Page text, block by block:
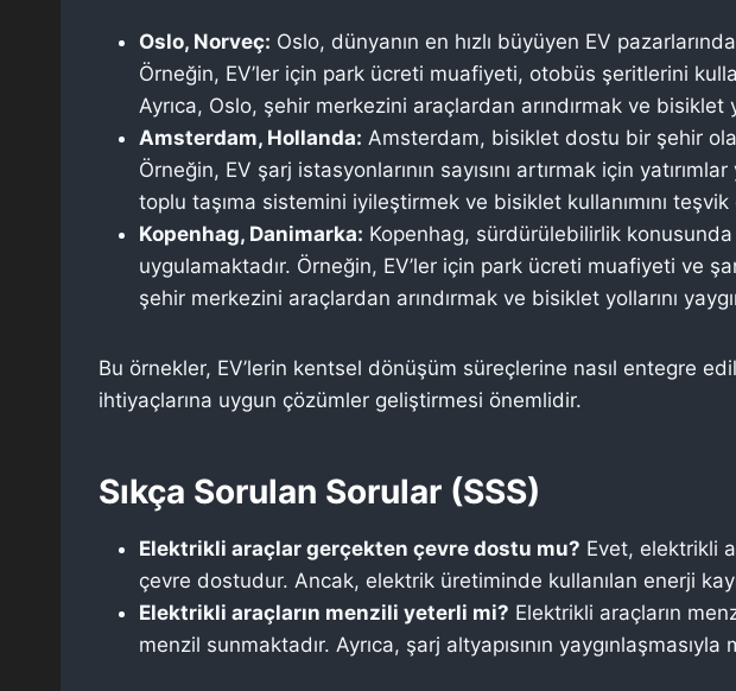
Oslo, Norveç: Oslo, dünyanın en hızlı büyüyen EV
Örneğin, EV’ler için park ücreti muafiyeti, otobüs şeritlerini
Ayrıca, Oslo, şehir merkezini araçlardan arındırmak ve bisiklet
Amsterdam, Hollanda: Amsterdam, bisiklet dostu bir şehir
Örneğin, EV şarj istasyonlarının sayısını artırmak için
toplu taşıma sistemini iyileştirmek ve bisiklet kullanımını
Kopenhag, Danimarka: Kopenhag, sürdürülebilirlik
uygulamaktadır. Örneğin, EV’ler için park ücreti muafiyeti ve
şehir merkezini araçlardan arındırmak ve bisiklet yollarını
Bu örnekler, EV’lerin kentsel dönüşüm süreçlerine nasıl entegre
ihtiyaçlarına uygun çözümler geliştirmesi önemlidir.
Sıkça Sorulan Sorular (SSS)
Elektrikli araçlar gerçekten çevre dostu mu? Evet, elektrikli
çevre dostudur. Ancak, elektrik üretiminde kullanılan enerji
Elektrikli araçların menzili yeterli mi? Elektrikli araçların
menzil sunmaktadır. Ayrıca, şarj altyapısının